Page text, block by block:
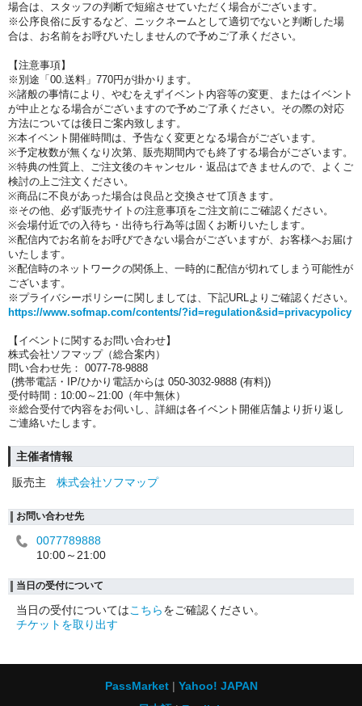
場合は、スタッフの判断で短縮させていただく場合がございます。
※公序良俗に反するなど、ニックネームとして適切でないと判断した場
合は、お名前をお呼びいたしませんので予めご了承ください。
【注意事項】
※別途「00.送料」770円が掛かります。
※諸般の事情により、やむをえずイベント内容等の変更、またはイベント
が中止となる場合がございますので予めご了承ください。その際の対応
方法については後日ご案内致します。
※本イベント開催時間は、予告なく変更となる場合がございます。
※予定枚数が無くなり次第、販売期間内でも終了する場合がございます。
※特典の性質上、ご注文後のキャンセル・返品はできませんので、よくご
検討の上ご注文ください。
※商品に不良があった場合は良品と交換させて頂きます。
※その他、必ず販売サイトの注意事項をご注文前にご確認ください。
※会場付近での入待ち・出待ち行為等は固くお断りいたします。
※配信内でお名前をお呼びできない場合がございますが、お客様へお届け
いたします。
※配信時のネットワークの関係上、一時的に配信が切れてしまう可能性が
ございます。
※プライバシーポリシーに関しましては、下記URLよりご確認ください。
https://www.sofmap.com/contents/?id=regulation&sid=privacypolicy
【イベントに関するお問い合わせ】
株式会社ソフマップ（総合案内）
問い合わせ先： 0077-78-9888
(携帯電話・IP/ひかり電話からは 050-3032-9888 (有料))
受付時間：10:00～21:00（年中無休）
※総合受付で内容をお伺いし、詳細は各イベント開催店舗より折り返し
ご連絡いたします。
主催者情報
販売主
株式会社ソフマップ
お問い合わせ先
0077789888
10:00～21:00
当日の受付について
当日の受付についてはこちらをご確認ください。
チケットを取り出す
PassMarket
Yahoo! JAPAN